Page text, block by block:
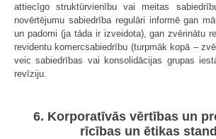
attiecīgo struktūrvienību vai meitas
novērtējumu sabiedrība regulāri informē gan
un padomi (ja tāda ir izveidota), gan zvērinātu
revidentu komercsabiedrību (turpmāk kopā –
veic sabiedrības vai konsolidācijas grupas
revīziju.
6. Korporatīvās vērtības un
rīcības un ētikas